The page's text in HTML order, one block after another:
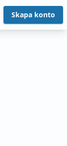
Skapa konto